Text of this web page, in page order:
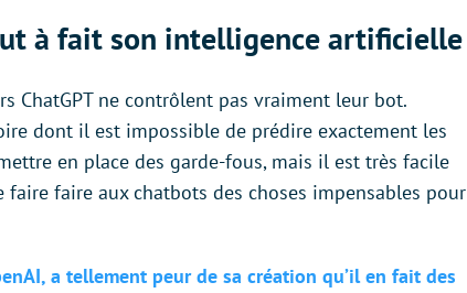
à fait son intelligence artificielle
ChatGPT ne contrôlent pas vraiment leur bot.
dont il est impossible de prédire exactement les
en place des garde-fous, mais il est très facile
faire aux chatbots des choses impensables pour
a tellement peur de sa création qu’il en fait des